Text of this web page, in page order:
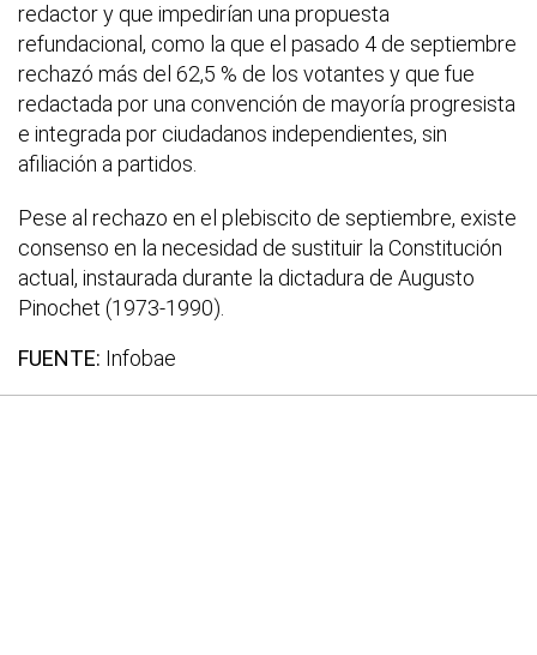
redactor y que impedirían una propuesta
refundacional, como la que el pasado 4 de septiembre
rechazó más del 62,5 % de los votantes y que fue
redactada por una convención de mayoría progresista
e integrada por ciudadanos independientes, sin
afiliación a partidos.
Pese al rechazo en el plebiscito de septiembre, existe
consenso en la necesidad de sustituir la Constitución
actual, instaurada durante la dictadura de Augusto
Pinochet (1973-1990).
FUENTE: Infobae